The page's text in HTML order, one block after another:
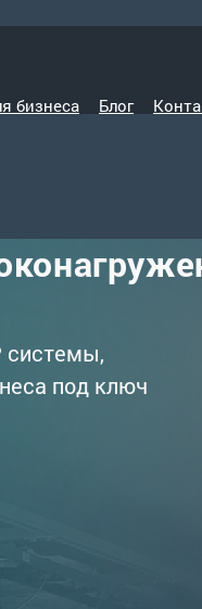
бизнеса Блог
системы,
под ключ